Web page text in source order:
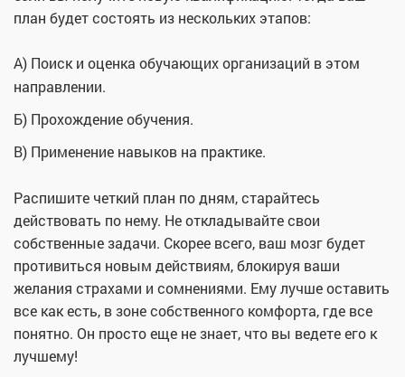
план будет состоять из нескольких этапов:
А) Поиск и оценка обучающих организаций в этом
направлении.
Б) Прохождение обучения.
В) Применение навыков на практике.
Распишите четкий план по дням, старайтесь
действовать по нему. Не откладывайте свои
собственные задачи. Скорее всего, ваш мозг будет
противиться новым действиям, блокируя ваши
желания страхами и сомнениями. Ему лучше оставить
все как есть, в зоне собственного комфорта, где все
понятно. Он просто еще не знает, что вы ведете его к
лучшему!